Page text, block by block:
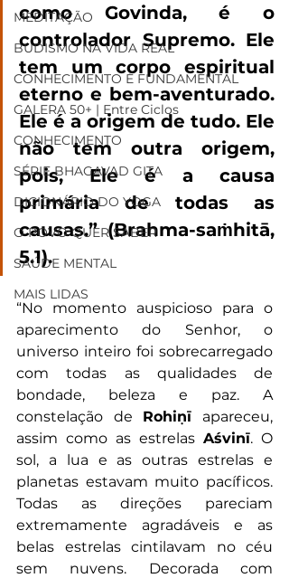
MEDITAÇÃO
BUDISMO NA VIDA REAL
CONHECIMENTO É FUNDAMENTAL
GALERA 50+ | Entre Ciclos
CONHECIMENTO
SÉRIE BHAGAVAD GITA
DICIONÁRIO DO YOGA
O POVO QUER SABER
SAÚDE MENTAL
MAIS LIDAS
como Govinda, é o
controlador Supremo. Ele
tem um corpo espiritual
eterno e bem-aventurado.
Ele é a origem de tudo. Ele
não tem outra origem,
pois, Ele é a causa
primária de todas as
causas.” (Brahma-saṁhitā,
5.1).
“No momento auspicioso para o
aparecimento do Senhor, o
universo inteiro foi sobrecarregado
com todas as qualidades de
bondade, beleza e paz. A
constelação de Rohiṇī apareceu,
assim como as estrelas Aśvinī. O
sol, a lua e as outras estrelas e
planetas estavam muito pacíficos.
Todas as direções pareciam
extremamente agradáveis e as
belas estrelas cintilavam no céu
sem nuvens. Decorada com